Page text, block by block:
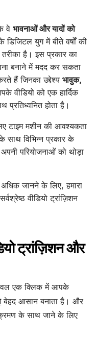
वेभावनाओं और यादों को
युग में बीते वर्षों की
है। इस प्रकार का
बनाने में मदद कर सकता
हैं जिनका उद्देश्यभावुक,
वीडियो को एक हार्दिक
होता है।
टाइम मशीन की आवश्यकता
साथ विभिन्न प्रकार के
परियोजनाओं को थोड़ा
अधिक जानने के लिए, हमारा
वीडियो ट्रांज़िशन
ट्रांज़िशन और
एक क्लिक में आपके
बेहद आसान बनाता है। और
के साथ जाने के लिए